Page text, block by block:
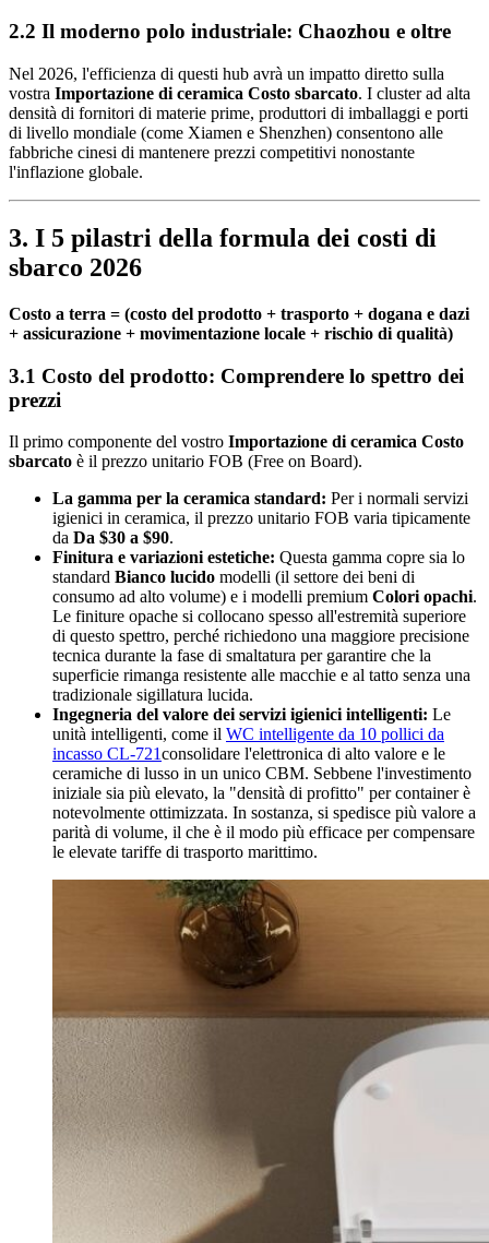
2.2 Il moderno polo industriale: Chaozhou e oltre
Nel 2026, l'efficienza di questi hub avrà un impatto diretto sulla
vostra Importazione di ceramica Costo sbarcato. I cluster ad alta
densità di fornitori di materie prime, produttori di imballaggi e porti
di livello mondiale (come Xiamen e Shenzhen) consentono alle
fabbriche cinesi di mantenere prezzi competitivi nonostante
l'inflazione globale.
3. I 5 pilastri della formula dei costi di
sbarco 2026
Costo a terra = (costo del prodotto + trasporto + dogana e dazi
+ assicurazione + movimentazione locale + rischio di qualità)
3.1 Costo del prodotto: Comprendere lo spettro dei
prezzi
Il primo componente del vostro Importazione di ceramica Costo
sbarcato è il prezzo unitario FOB (Free on Board).
La gamma per la ceramica standard: Per i normali servizi
igienici in ceramica, il prezzo unitario FOB varia tipicamente
da Da $30 a $90.
Finitura e variazioni estetiche: Questa gamma copre sia lo
standard Bianco lucido modelli (il settore dei beni di
consumo ad alto volume) e i modelli premium Colori opachi.
Le finiture opache si collocano spesso all'estremità superiore
di questo spettro, perché richiedono una maggiore precisione
tecnica durante la fase di smaltatura per garantire che la
superficie rimanga resistente alle macchie e al tatto senza una
tradizionale sigillatura lucida.
Ingegneria del valore dei servizi igienici intelligenti: Le
unità intelligenti, come il WC intelligente da 10 pollici da
incasso CL-721consolidare l'elettronica di alto valore e le
ceramiche di lusso in un unico CBM. Sebbene l'investimento
iniziale sia più elevato, la "densità di profitto" per container è
notevolmente ottimizzata. In sostanza, si spedisce più valore a
parità di volume, il che è il modo più efficace per compensare
le elevate tariffe di trasporto marittimo.